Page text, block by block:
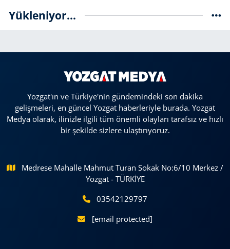
Yükleniyor...
Yozgat'ın ve Türkiye'nin gündemindeki son dakika
gelişmeleri, en güncel Yozgat haberleriyle burada. Yozgat
Medya olarak, ilinizle ilgili tüm önemli olayları tarafsız ve hızlı
bir şekilde sizlere ulaştırıyoruz.
Medrese Mahalle Mahmut Turan Sokak No:6/10 Merkez /
Yozgat - TÜRKİYE
03542129797
[email protected]